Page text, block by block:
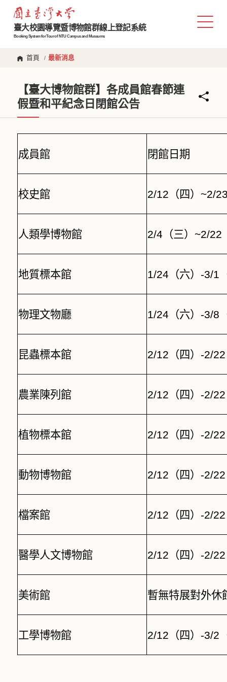
臺大校園導覽暨博物館群線上登記系統
Booking System for Tour of NTU Campus and Museums
首頁 / 最新消息
【臺大博物館群】各成員館春節連
假暨和平紀念日閉館公告
成員館 閉館日期
校史館 2/12 （四） ~2/
人類學博物館 2/4 （三） ~2/22
地質標本館 1/24 （六） -3/1
物理文物廳 1/24 （六） -3/8
昆蟲標本館 2/12 （四） -2/22
農業陳列館 2/12 （四） -2/22
植物標本館 2/12 （四） -2/22
動物博物館 2/12 （四） -2/22
檔案館 2/12 （四） -2/22
醫學人文博物館 2/12 （四） -2/22
美術館 暫無特展對外休
工學博物館 2/12 （四） -3/2